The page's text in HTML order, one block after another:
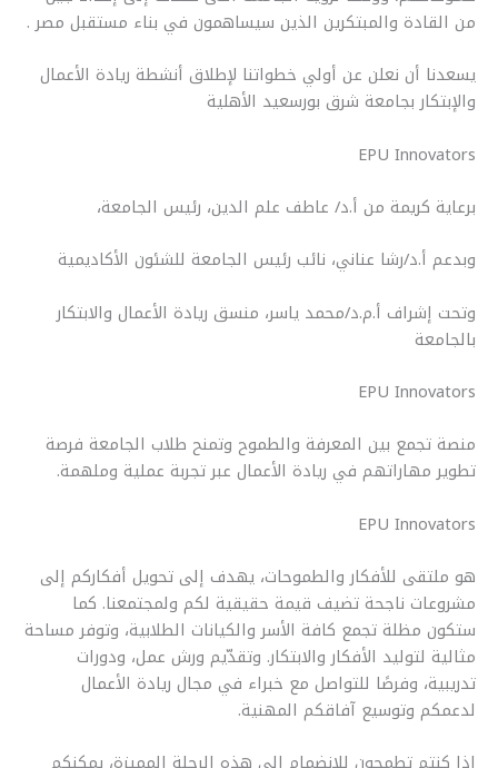
b
o
o
e
n
g
r
s
A
p
l
L
i
n
e
من القادة والمبتكرين الذين سيساهمون في بناء مستقبل مصر .
يسعدنا أن نعلن عن أولي خطواتنا لإطلاق أنشطة ريادة الأعمال
والإبتكار بجامعة شرق بورسعيد الأهلية
EPU Innovators
برعاية كريمة من أ.د/ عاطف علم الدين، رئيس الجامعة،
وبدعم أ.د/رشا عناني، نائب رئيس الجامعة للشئون الأكاديمية
وتحت إشراف أ.م.د/محمد ياسر، منسق ريادة الأعمال والابتكار
بالجامعة
EPU Innovators
منصة تجمع بين المعرفة والطموح وتمنح طلاب الجامعة فرصة
تطوير مهاراتهم في ريادة الأعمال عبر تجربة عملية وملهمة.
EPU Innovators
هو ملتقى للأفكار والطموحات، يهدف إلى تحويل أفكاركم إلى
مشروعات ناجحة تضيف قيمة حقيقية لكم ولمجتمعنا. كما
ستكون مظلة تجمع كافة الأسر والكيانات الطلابية، وتوفر مساحة
مثالية لتوليد الأفكار والابتكار. وتقدّيم ورش عمل، ودورات
تدريبية، وفرصًا للتواصل مع خبراء في مجال ريادة الأعمال
لدعمكم وتوسيع آفاقكم المهنية.